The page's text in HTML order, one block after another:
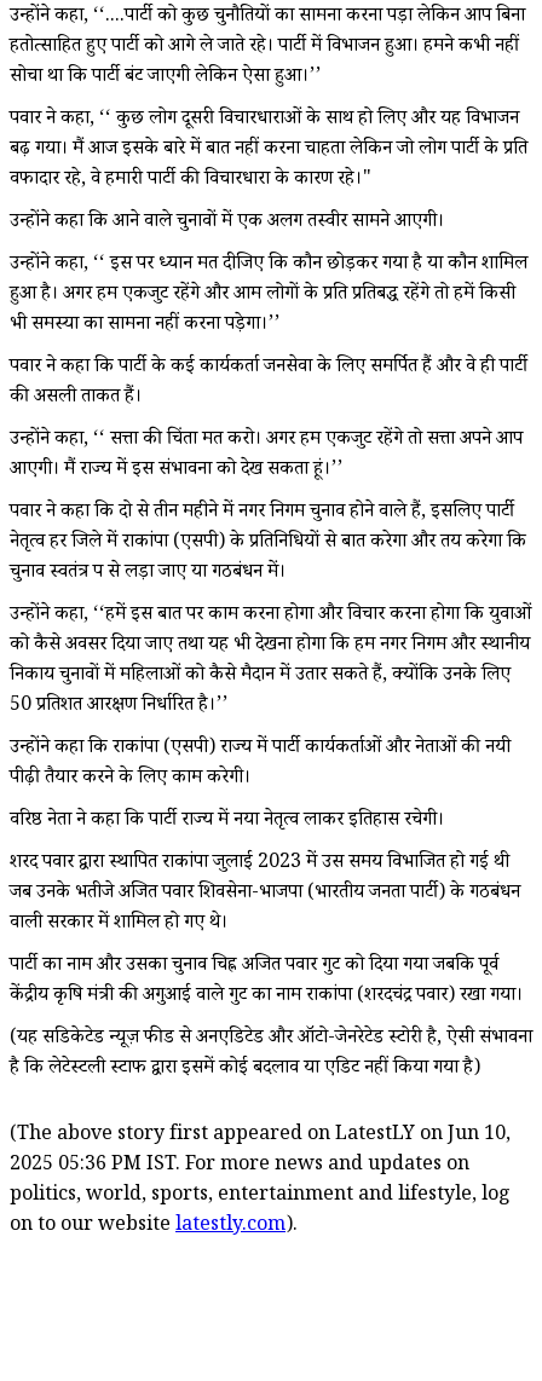
उन्होंने कहा, ‘‘....पार्टी को कुछ चुनौतियों का सामना करना पड़ा लेकिन आप बिना
हतोत्साहित हुए पार्टी को आगे ले जाते रहे। पार्टी में विभाजन हुआ। हमने कभी नहीं
सोचा था कि पार्टी बंट जाएगी लेकिन ऐसा हुआ।’’
पवार ने कहा, ‘‘ कुछ लोग दूसरी विचारधाराओं के साथ हो लिए और यह विभाजन
बढ़ गया। मैं आज इसके बारे में बात नहीं करना चाहता लेकिन जो लोग पार्टी के प्रति
वफादार रहे, वे हमारी पार्टी की विचारधारा के कारण रहे।"
उन्होंने कहा कि आने वाले चुनावों में एक अलग तस्वीर सामने आएगी।
उन्होंने कहा, ‘‘ इस पर ध्यान मत दीजिए कि कौन छोड़कर गया है या कौन शामिल
हुआ है। अगर हम एकजुट रहेंगे और आम लोगों के प्रति प्रतिबद्ध रहेंगे तो हमें किसी
भी समस्या का सामना नहीं करना पड़ेगा।’’
पवार ने कहा कि पार्टी के कई कार्यकर्ता जनसेवा के लिए समर्पित हैं और वे ही पार्टी
की असली ताकत हैं।
उन्होंने कहा, ‘‘ सत्ता की चिंता मत करो। अगर हम एकजुट रहेंगे तो सत्ता अपने आप
आएगी। मैं राज्य में इस संभावना को देख सकता हूं।’’
पवार ने कहा कि दो से तीन महीने में नगर निगम चुनाव होने वाले हैं, इसलिए पार्टी
नेतृत्व हर जिले में राकांपा (एसपी) के प्रतिनिधियों से बात करेगा और तय करेगा कि
चुनाव स्वतंत्र रूप से लड़ा जाए या गठबंधन में।
उन्होंने कहा, ‘‘हमें इस बात पर काम करना होगा और विचार करना होगा कि युवाओं
को कैसे अवसर दिया जाए तथा यह भी देखना होगा कि हम नगर निगम और स्थानीय
निकाय चुनावों में महिलाओं को कैसे मैदान में उतार सकते हैं, क्योंकि उनके लिए
50 प्रतिशत आरक्षण निर्धारित है।’’
उन्होंने कहा कि राकांपा (एसपी) राज्य में पार्टी कार्यकर्ताओं और नेताओं की नयी
पीढ़ी तैयार करने के लिए काम करेगी।
वरिष्ठ नेता ने कहा कि पार्टी राज्य में नया नेतृत्व लाकर इतिहास रचेगी।
शरद पवार द्वारा स्थापित राकांपा जुलाई 2023 में उस समय विभाजित हो गई थी
जब उनके भतीजे अजित पवार शिवसेना-भाजपा (भारतीय जनता पार्टी) के गठबंधन
वाली सरकार में शामिल हो गए थे।
पार्टी का नाम और उसका चुनाव चिह्न अजित पवार गुट को दिया गया जबकि पूर्व
केंद्रीय कृषि मंत्री की अगुआई वाले गुट का नाम राकांपा (शरदचंद्र पवार) रखा गया।
(यह सिंडिकेटेड न्यूज़ फीड से अनएडिटेड और ऑटो-जेनरेटेड स्टोरी है, ऐसी संभावना
है कि लेटेस्टली स्टाफ द्वारा इसमें कोई बदलाव या एडिट नहीं किया गया है)
(The above story first appeared on LatestLY on Jun 10,
2025 05:36 PM IST. For more news and updates on
politics, world, sports, entertainment and lifestyle, log
on to our website latestly.com).